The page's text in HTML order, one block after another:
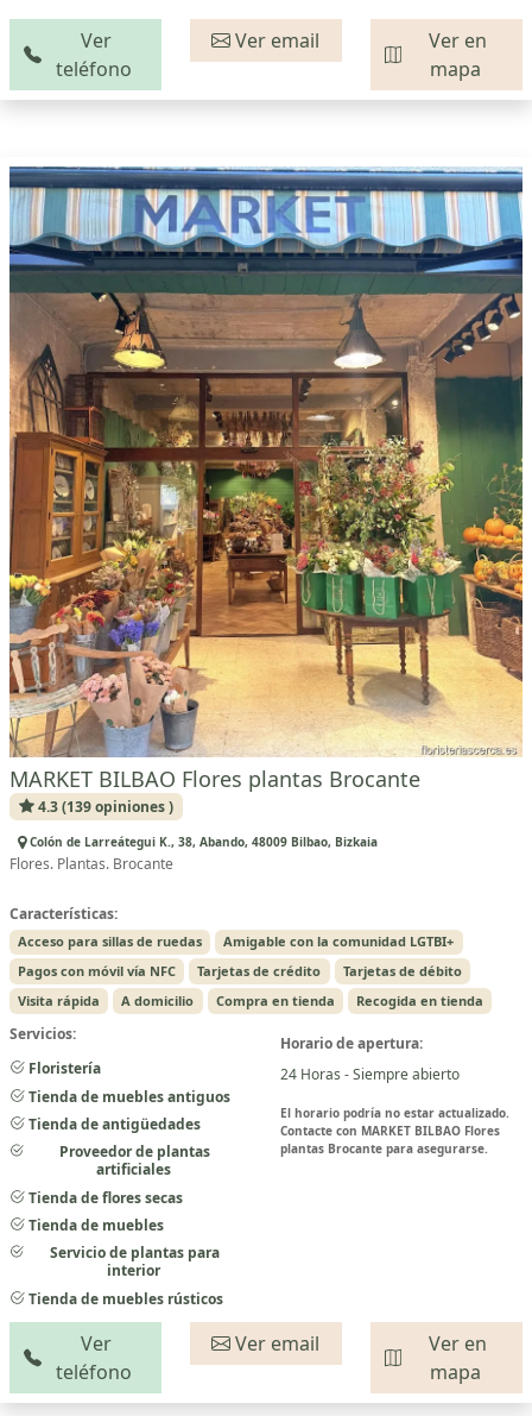
Ver
teléfono
Ver email
Ver en
mapa
MARKET BILBAO Flores plantas Brocante
4.3 (139 opiniones )
Colón de Larreátegui K., 38, Abando, 48009 Bilbao, Bizkaia
Flores. Plantas. Brocante
Características:
Acceso para sillas de ruedas
Amigable con la comunidad LGTBI+
Pagos con móvil vía NFC
Tarjetas de crédito
Tarjetas de débito
Visita rápida
A domicilio Compra en tienda Recogida en tienda
Servicios:
Floristería
Tienda de muebles antiguos
Tienda de antigüedades
Proveedor de plantas
artificiales
Tienda de flores secas
Tienda de muebles
Servicio de plantas para
interior
Tienda de muebles rústicos
Horario de apertura:
24 Horas - Siempre abierto
El horario podría no estar actualizado.
Contacte con MARKET BILBAO Flores
plantas Brocante para asegurarse.
Ver
teléfono
Ver email
Ver en
mapa